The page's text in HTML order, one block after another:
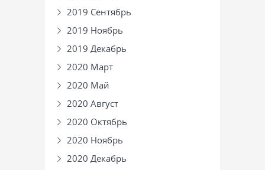
2019 Сентябрь
2019 Ноябрь
2019 Декабрь
2020 Март
2020 Май
2020 Август
2020 Октябрь
2020 Ноябрь
2020 Декабрь